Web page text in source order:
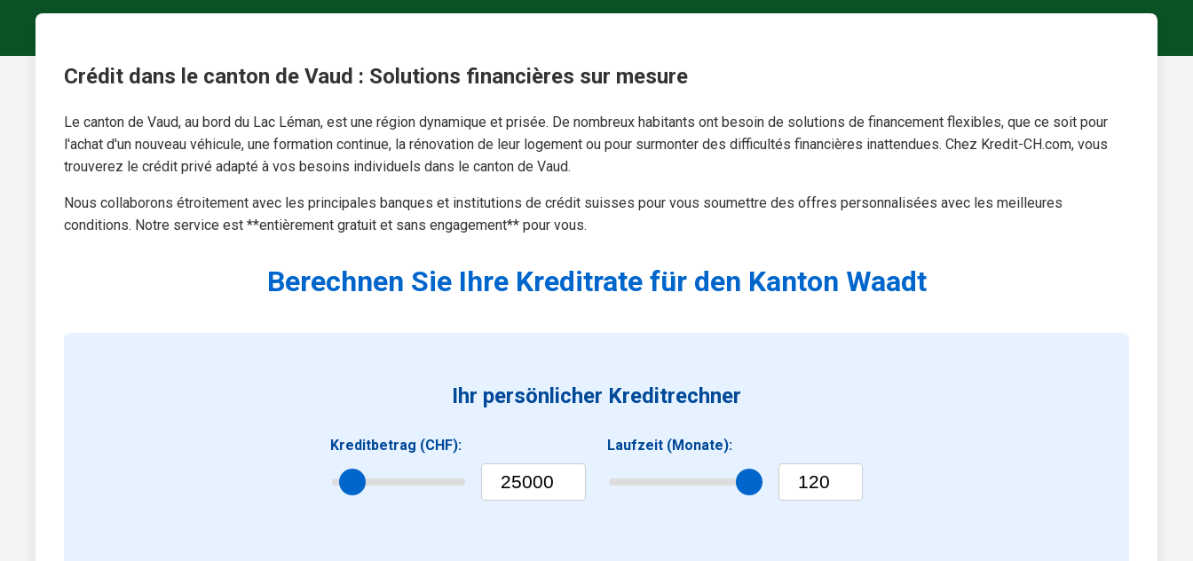
Crédit dans le canton de Vaud : Solutions financières sur mesure
Le canton de Vaud, au bord du Lac Léman, est une région dynamique et prisée. De nombreux habitants ont besoin de solutions de financement flexibles, que ce soit pour
l'achat d'un nouveau véhicule, une formation continue, la rénovation de leur logement ou pour surmonter des difficultés financières inattendues. Chez Kredit-CH.com, vous
trouverez le crédit privé adapté à vos besoins individuels dans le canton de Vaud.
Nous collaborons étroitement avec les principales banques et institutions de crédit suisses pour vous soumettre des offres personnalisées avec les meilleures
conditions. Notre service est **entièrement gratuit et sans engagement** pour vous.
Berechnen Sie Ihre Kreditrate für den Kanton Waadt
Ihr persönlicher Kreditrechner
Kreditbetrag (CHF): Laufzeit (Monate):